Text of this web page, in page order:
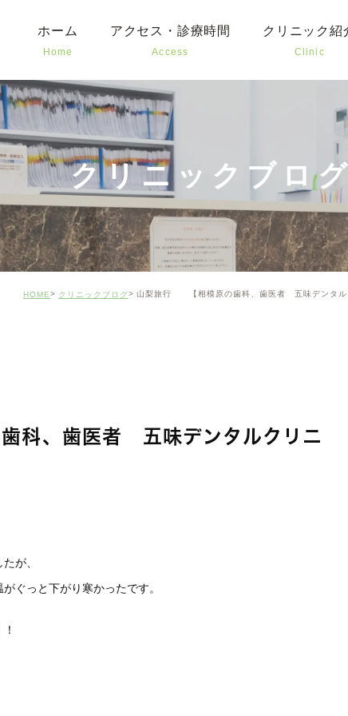
ホーム
Home
アクセス・診療時間
Access
クリニック紹
Clinic
クリニックブログ
HOME クリニックブログ 山梨旅行 【相模原の歯科、歯医者 五味デンタル
、歯医者 五味デンタルクリニ
が、
ぐっと下がり寒かったです。